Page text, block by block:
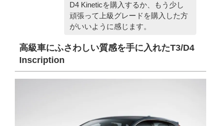
D4 Kineticを購入するか、もう少し
頑張って上級グレードを購入した方
がいいように感じます。
高級車にふさわしい質感を手に入れたT3/D4
Inscription